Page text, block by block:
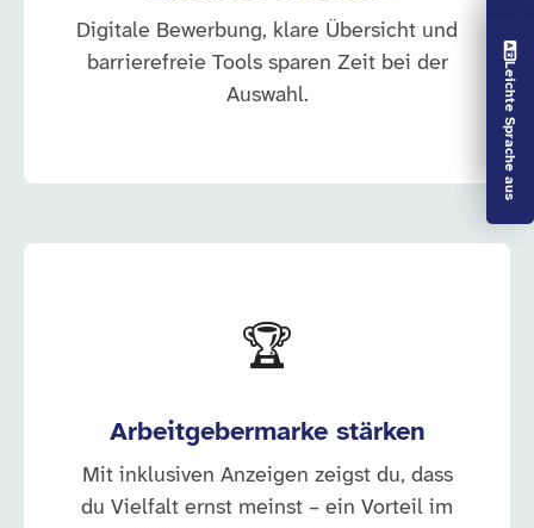
Vorlesen aus
Leichte Sprache aus
Digitale Bewerbung, klare Übersicht und
barrierefreie Tools sparen Zeit bei der
Auswahl.
🏆
Arbeitgebermarke stärken
Mit inklusiven Anzeigen zeigst du, dass
du Vielfalt ernst meinst – ein Vorteil im